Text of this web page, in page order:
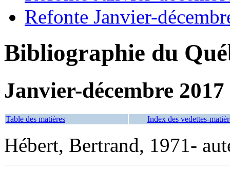
Refonte Janvier-
Bibliographie du
Janvier-décembre 2017
Table des matières Index des vedettes-
Hébert, Bertrand, 1971-